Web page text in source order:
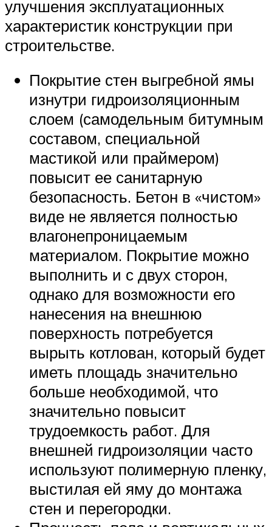
улучшения эксплуатационных
характеристик конструкции при
строительстве.
Покрытие стен выгребной ямы
изнутри гидроизоляционным
слоем (самодельным битумным
составом, специальной
мастикой или праймером)
повысит ее санитарную
безопасность. Бетон в «чистом»
виде не является полностью
влагонепроницаемым
материалом. Покрытие можно
выполнить и с двух сторон,
однако для возможности его
нанесения на внешнюю
поверхность потребуется
вырыть котлован, который будет
иметь площадь значительно
больше необходимой, что
значительно повысит
трудоемкость работ. Для
внешней гидроизоляции часто
используют полимерную пленку,
выстилая ей яму до монтажа
стен и перегородки.